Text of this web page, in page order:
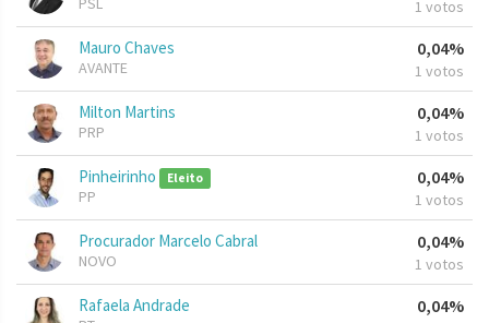
1 votos
Mauro Chaves
AVANTE
0,04%
1 votos
Milton Martins
PRP
0,04%
1 votos
Pinheirinho Eleito
PP
0,04%
1 votos
Procurador Marcelo Cabral
NOVO
0,04%
1 votos
Rafaela Andrade 0,04%